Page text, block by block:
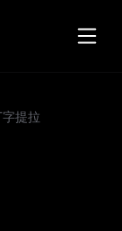
提拉